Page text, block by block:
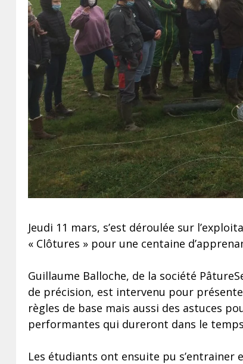
Jeudi 11 mars, s’est déroulée sur
« Clôtures » pour une centaine
Guillaume Balloche, de la société
de précision, est intervenu pour
règles de base mais aussi des astuces
performantes qui dureront dans le
Les étudiants ont ensuite pu